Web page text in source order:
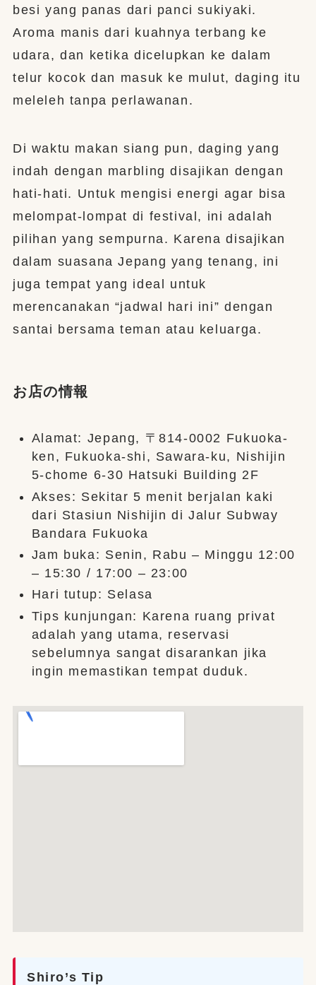
besi yang panas dari panci sukiyaki.
Aroma manis dari kuahnya terbang ke
udara, dan ketika dicelupkan ke dalam
telur kocok dan masuk ke mulut, daging itu
meleleh tanpa perlawanan.
Di waktu makan siang pun, daging yang
indah dengan marbling disajikan dengan
hati-hati. Untuk mengisi energi agar bisa
melompat-lompat di festival, ini adalah
pilihan yang sempurna. Karena disajikan
dalam suasana Jepang yang tenang, ini
juga tempat yang ideal untuk
merencanakan “jadwal hari ini” dengan
santai bersama teman atau keluarga.
お店の情報
Alamat: Jepang, 〒814-0002 Fukuoka-
ken, Fukuoka-shi, Sawara-ku, Nishijin
5-chome 6-30 Hatsuki Building 2F
Akses: Sekitar 5 menit berjalan kaki
dari Stasiun Nishijin di Jalur Subway
Bandara Fukuoka
Jam buka: Senin, Rabu – Minggu 12:00
– 15:30 / 17:00 – 23:00
Hari tutup: Selasa
Tips kunjungan: Karena ruang privat
adalah yang utama, reservasi
sebelumnya sangat disarankan jika
ingin memastikan tempat duduk.
Shiro’s Tip